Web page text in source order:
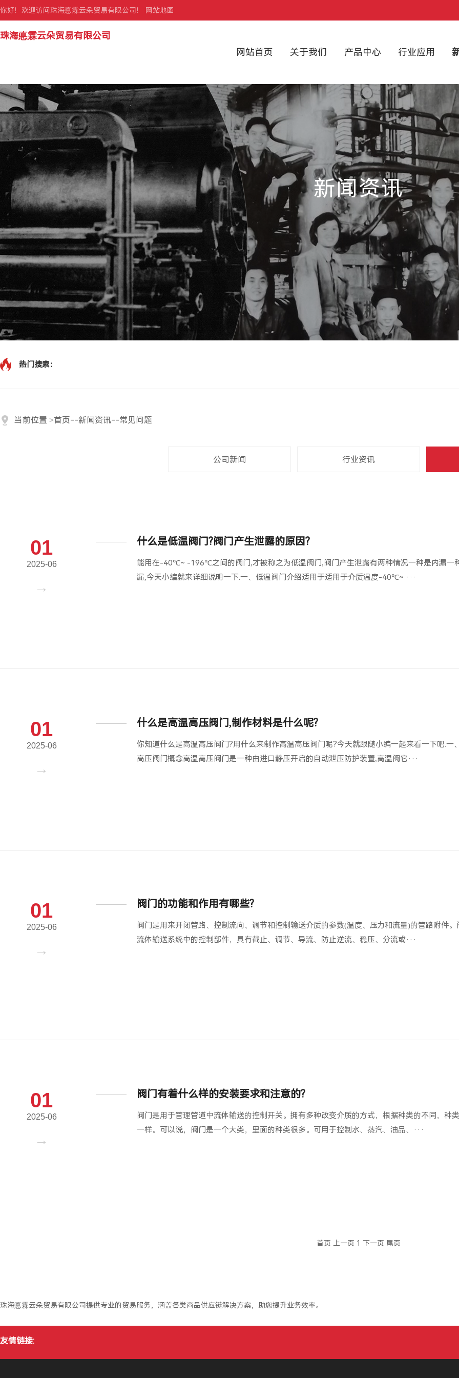
你好！欢迎访问珠海悳霖云朵贸易有限公司！ 网站地图
珠海悳霖云朵贸易有限公司
网站首页
关于我们 产品中心 行业应用
新闻资讯
热门搜索：
当前位置 >首页--新闻资讯--常见问题
公司新闻 行业资讯
01
2025-06
什么是低温阀门?阀门产生泄露的原因?
能用在-40℃~ -196℃之间的阀门,才被称之为低温阀门,阀门产生泄露有两种情况一种是内漏一
漏,今天小编就来详细说明一下.一、低温阀门介绍适用于适用于介质温度-40℃~ ···
01
2025-06
什么是高温高压阀门,制作材料是什么呢?
你知道什么是高温高压阀门?用什么来制作高温高压阀门呢?今天就跟随小编一起来看一下吧.一
高压阀门概念高温高压阀门是一种由进口静压开启的自动泄压防护装置,高温阀它···
01
2025-06
阀门的功能和作用有哪些?
阀门是用来开闭管路、控制流向、调节和控制输送介质的参数(温度、压力和流量)的管路附件。
流体输送系统中的控制部件，具有截止、调节、导流、防止逆流、稳压、分流或···
01
2025-06
阀门有着什么样的安装要求和注意的?
阀门是用于管理管道中流体输送的控制开关。拥有多种改变介质的方式，根据种类的不同，种
一样。可以说，阀门是一个大类，里面的种类很多。可用于控制水、蒸汽、油品、···
首页 上一页 1 下一页 尾页
珠海悳霖云朵贸易有限公司提供专业的贸易服务，涵盖各类商品供应链解决方案，助您提升业务效率。
友情链接: